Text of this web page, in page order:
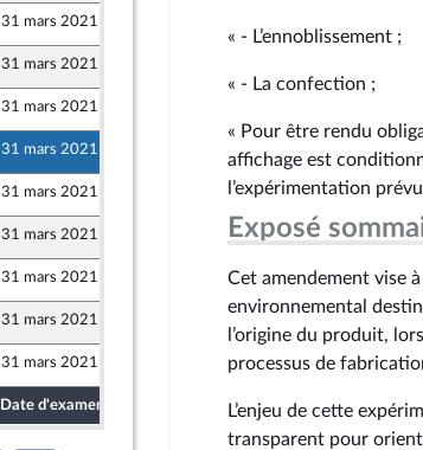
31 mars 2021
31 mars 2021
31 mars 2021
31 mars 2021
31 mars 2021 25 mars 2021
31 mars 2021 23 mars 2021
31 mars 2021 23 mars 2021
31 mars 2021
31 mars 2021 24 mars 2021
Date d'examen Date de dépôt
« - L’ennoblissement ;
« - La confection ;
« Pour être rendu
affichage est
l’expérimentation
Exposé
Cet amendement vise
environnemental
l’origine du produit,
processus de
L’enjeu de cette
transparent pour